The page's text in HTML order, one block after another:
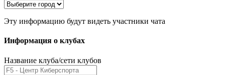
Эту информацию будут видеть участники чата
Информация о клубах
Название клуба/сети клубов